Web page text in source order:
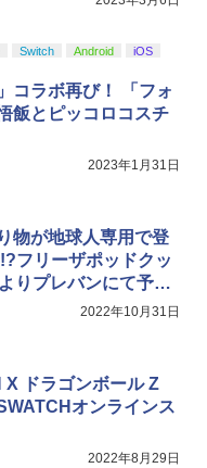
Switch Android
iOS
コラボ再び！ 「フォ
飯とピッコロコスチ
2023年1月31日
物が地球人専用で登
フリーザポッドクッ
りプレバンにて予約
2022年10月31日
X ドラゴンボール Z
オンラインス
2022年8月29日